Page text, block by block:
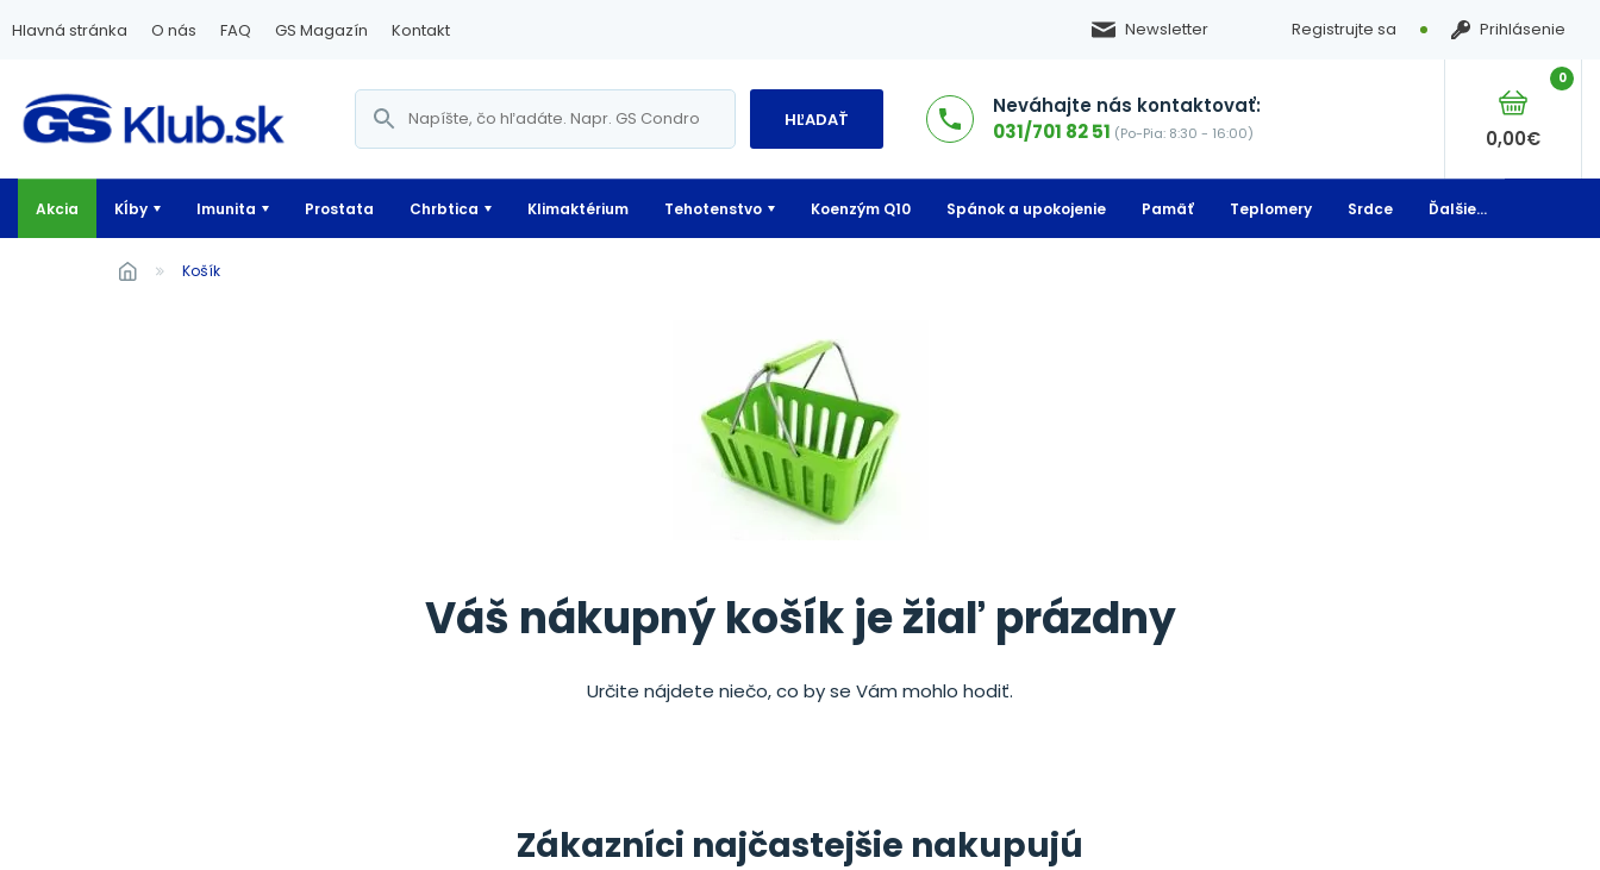
Hlavná stránka O nás FAQ GS Magazín Kontakt Newsletter Registrujte sa Prihlásenie
HĽADAŤ
Neváhajte nás kontaktovať:
031/701 82 51 (Po-Pia: 8:30 - 16:00)
0
0,00€
Akcia Kĺby Imunita Prostata Chrbtica Klimaktérium Tehotenstvo Koenzým Q10 Spánok a upokojenie Pamäť Teplomery Srdce Ďalšie...
Košík
Váš nákupný košík je žiaľ prázdny
Určite nájdete niečo, co by se Vám mohlo hodiť.
Zákazníci najčastejšie nakupujú